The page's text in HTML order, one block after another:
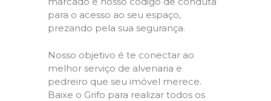
para o acesso ao seu espaço,
prezando pela sua segurança.
Nosso objetivo é te conectar ao
melhor serviço de alvenaria e
pedreiro que seu imóvel merece.
Baixe o Grifo para realizar todos os